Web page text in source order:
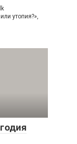
утопия?»,